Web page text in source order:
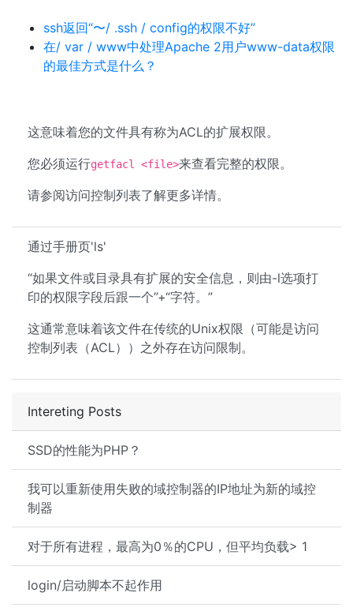
Intereting Posts
SSD的性能为PHP？
我可以重新使用失败的域控制器的IP地址为新的域控
制器
对于所有进程，最高为0％的CPU，但平均负载> 1
login/启动脚本不起作用
ssh返回“〜/ .ssh / config的权限不好”
在/ var / www中处理Apache 2用户www-data权限
的最佳方式是什么？
这意味着您的文件具有称为ACL的扩展权限。
您必须运行getfacl <file>来查看完整的权限。
请参阅访问控制列表了解更多详情。
通过手册页'ls'
“如果文件或目录具有扩展的安全信息，则由-l选项打
印的权限字段后跟一个”+“字符。”
这通常意味着该文件在传统的Unix权限（可能是访问
控制列表（ACL））之外存在访问限制。